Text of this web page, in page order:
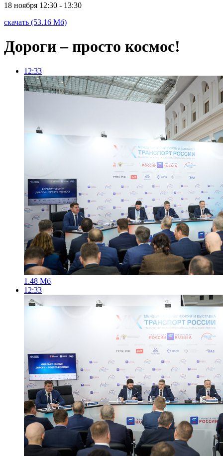
18 ноября 12:30 - 13:30
скачать (53.16 Мб)
Дороги – просто космос!
12:33
1.48 Мб
12:33